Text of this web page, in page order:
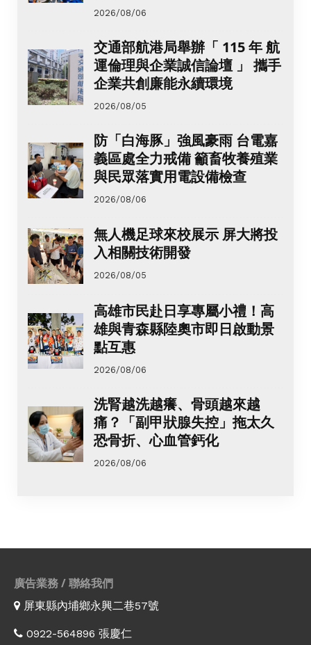
2026/08/06
交通部航港局舉辦「 115 年 航
運倫理與企業誠信論壇 」 攜手
企業共創廉能永續環境
2026/08/05
防「白海豚」強風豪雨 台電嘉
義區處全力戒備 籲畜牧養殖業
與民眾落實用電設備檢查
2026/08/06
無人機足球來校展示 屏大將投
入相關技術開發
2026/08/05
高雄市民赴日享專屬小禮！高
雄與青森縣陸奧市即日啟動景
點互惠
2026/08/06
洗腎越洗越癢、骨頭越來越
痛？「副甲狀腺失控」拖太久
恐骨折、心血管鈣化
2026/08/06
廣告業務 / 聯絡我們
屏東縣內埔鄉永興二巷57號
0922-564896 張慶仁